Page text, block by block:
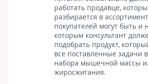
работать продавце,
разбирается в
покупателей могут быть и
которым консультант
подобрать продукт,
все поставленные задачи
набора мышечной массы
жиросжигания.